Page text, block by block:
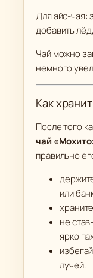
Для айс-чая:
добавить
Чай можно
немного
Как
После того
чай
правильно
или
не
ярко
лучей.